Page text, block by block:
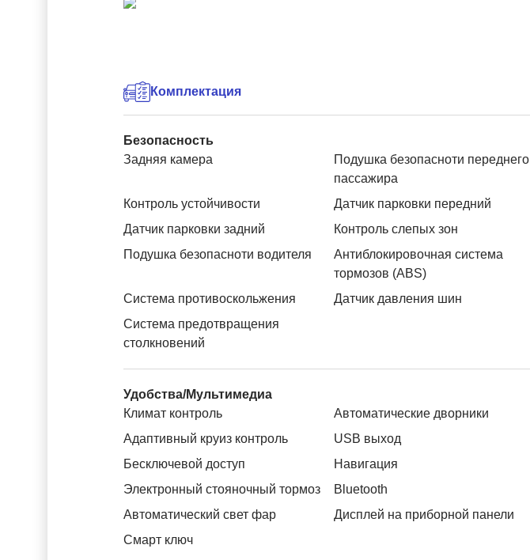
Комплектация
Безопасность
Задняя камера
Подушка безопасноти переднего
пассажира
Контроль устойчивости
Датчик парковки передний
Датчик парковки задний
Контроль слепых зон
Подушка безопасноти водителя
Антиблокировочная система
тормозов (ABS)
Система противоскольжения
Датчик давления шин
Система предотвращения
столкновений
Удобства/Мультимедиа
Климат контроль
Автоматические дворники
Адаптивный круиз контроль
USB выход
Бесключевой доступ
Навигация
Электронный стояночный тормоз
Bluetooth
Автоматический свет фар
Дисплей на приборной панели
Смарт ключ